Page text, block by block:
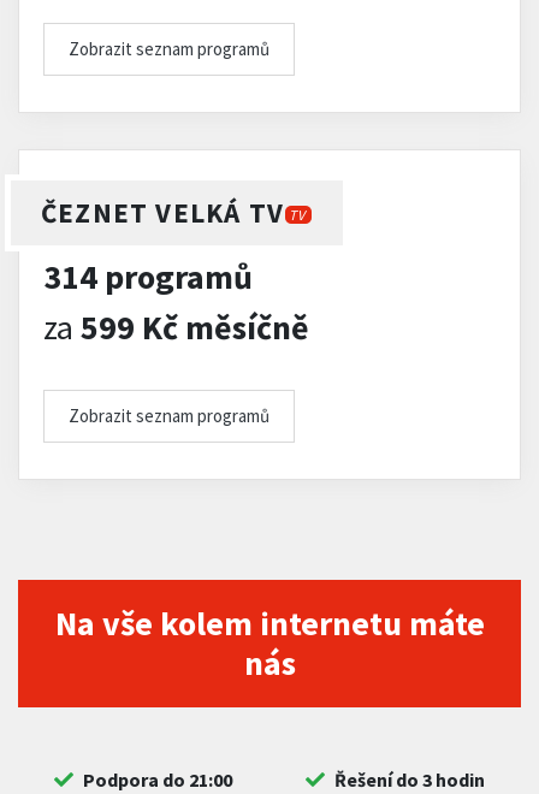
Zobrazit seznam programů
ČEZNET VELKÁ TV TV
314 programů
za 599 Kč měsíčně
Zobrazit seznam programů
Na vše kolem internetu máte
nás
Podpora do 21:00 Řešení do 3 hodin